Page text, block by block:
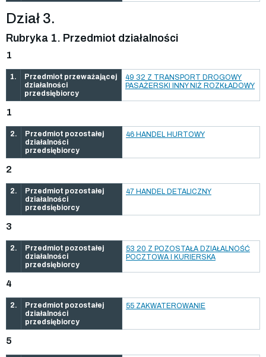
Dział 3.
Rubryka 1. Przedmiot działalności
1
1.
Przedmiot przeważającej
działalności
przedsiębiorcy
49 32 Z TRANSPORT DROGOWY
PASAŻERSKI INNY NIŻ ROZKŁADOWY
1
2.
Przedmiot pozostałej
działalności
przedsiębiorcy
46 HANDEL HURTOWY
2
2.
Przedmiot pozostałej
działalności
przedsiębiorcy
47 HANDEL DETALICZNY
3
2.
Przedmiot pozostałej
działalności
przedsiębiorcy
53 20 Z POZOSTAŁA DZIAŁALNOŚĆ
POCZTOWA I KURIERSKA
4
2.
Przedmiot pozostałej
działalności
przedsiębiorcy
55 ZAKWATEROWANIE
5